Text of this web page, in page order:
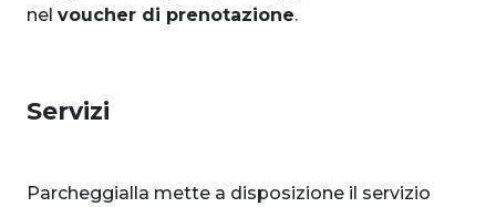
nel voucher di prenotazione.
Servizi
Parcheggialla mette a disposizione il servizio